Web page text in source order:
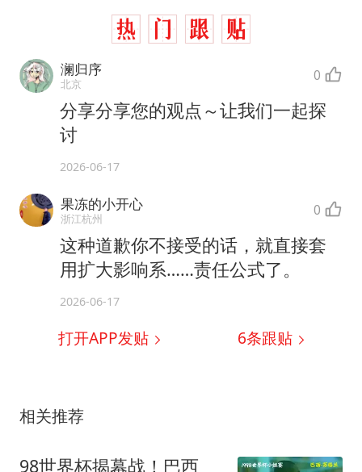
澜归序
北京 0
分享分享您的观点～让我们一起探
讨
2026-06-17
果冻的小开心
浙江杭州 0
这种道歉你不接受的话，就直接套
用扩大影响系……责任公式了。
2026-06-17
打开APP发贴 6条跟贴
相关推荐
98世界杯揭幕战！巴西